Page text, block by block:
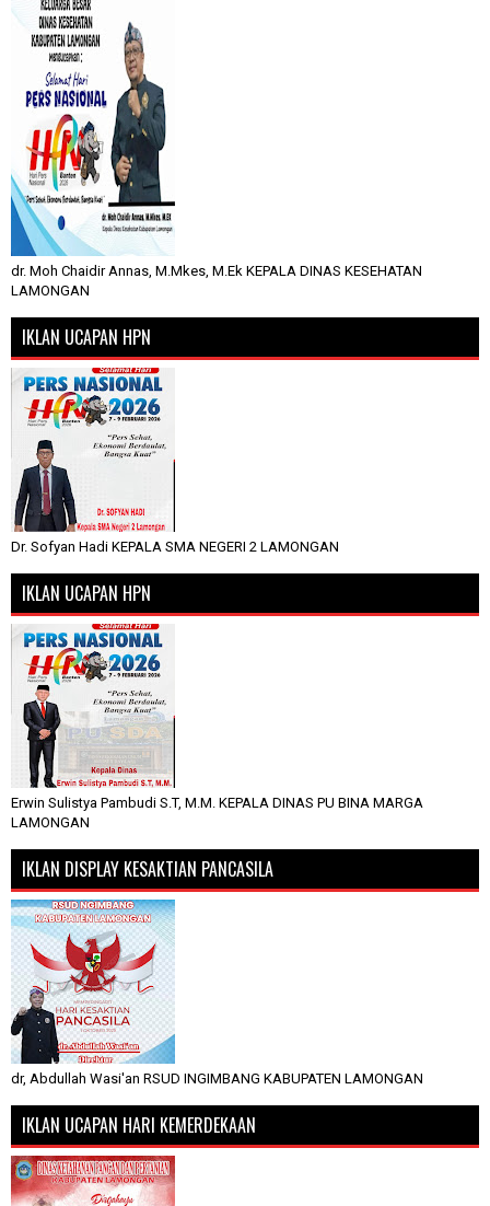
dr. Moh Chaidir Annas, M.Mkes, M.Ek KEPALA DINAS KESEHATAN
LAMONGAN
IKLAN UCAPAN HPN
Dr. Sofyan Hadi KEPALA SMA NEGERI 2 LAMONGAN
IKLAN UCAPAN HPN
Erwin Sulistya Pambudi S.T, M.M. KEPALA DINAS PU BINA MARGA
LAMONGAN
IKLAN DISPLAY KESAKTIAN PANCASILA
dr, Abdullah Wasi'an RSUD INGIMBANG KABUPATEN LAMONGAN
IKLAN UCAPAN HARI KEMERDEKAAN